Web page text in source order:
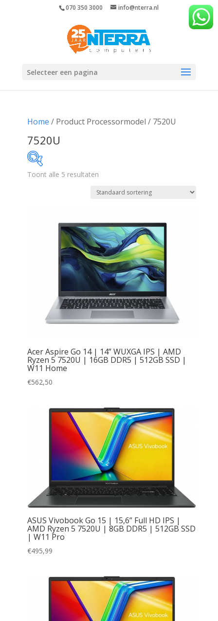
070 350 3000 info@nterra.nl
Selecteer een pagina
Home / Product Processormodel / 7520U
7520U
Toont alle 5 resultaten
Acer Aspire Go 14 | 14” WUXGA IPS | AMD
Ryzen 5 7520U | 16GB DDR5 | 512GB SSD |
W11 Home
€562,50
ASUS Vivobook Go 15 | 15,6” Full HD IPS |
AMD Ryzen 5 7520U | 8GB DDR5 | 512GB SSD
| W11 Pro
€495,99